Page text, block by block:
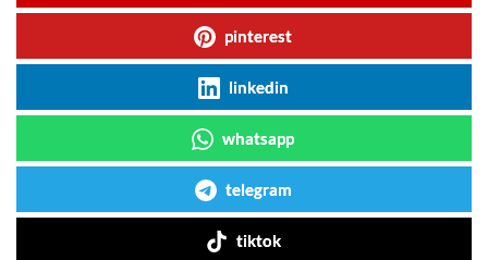
pinterest
linkedin
whatsapp
telegram
tiktok